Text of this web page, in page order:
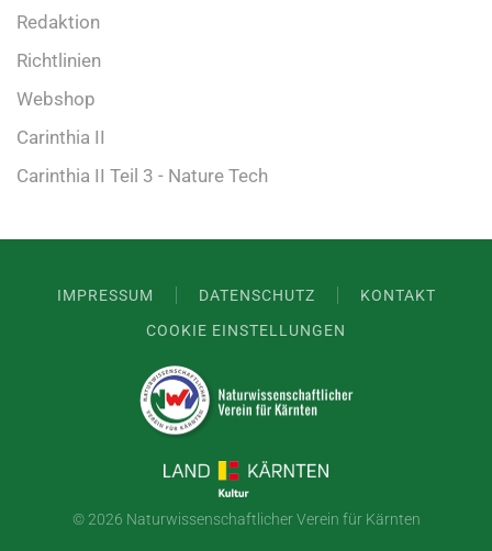
Redaktion
Richtlinien
Webshop
Carinthia II
Carinthia II Teil 3 - Nature Tech
IMPRESSUM DATENSCHUTZ
KONTAKT
COOKIE EINSTELLUNGEN
©2026 Naturwissenschaftlicher Verein für Kärnten